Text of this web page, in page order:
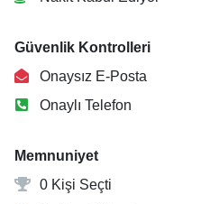
Güvenlik Kontrolleri
Onaysız E-Posta
Onaylı Telefon
Memnuniyet
0 Kişi Seçti